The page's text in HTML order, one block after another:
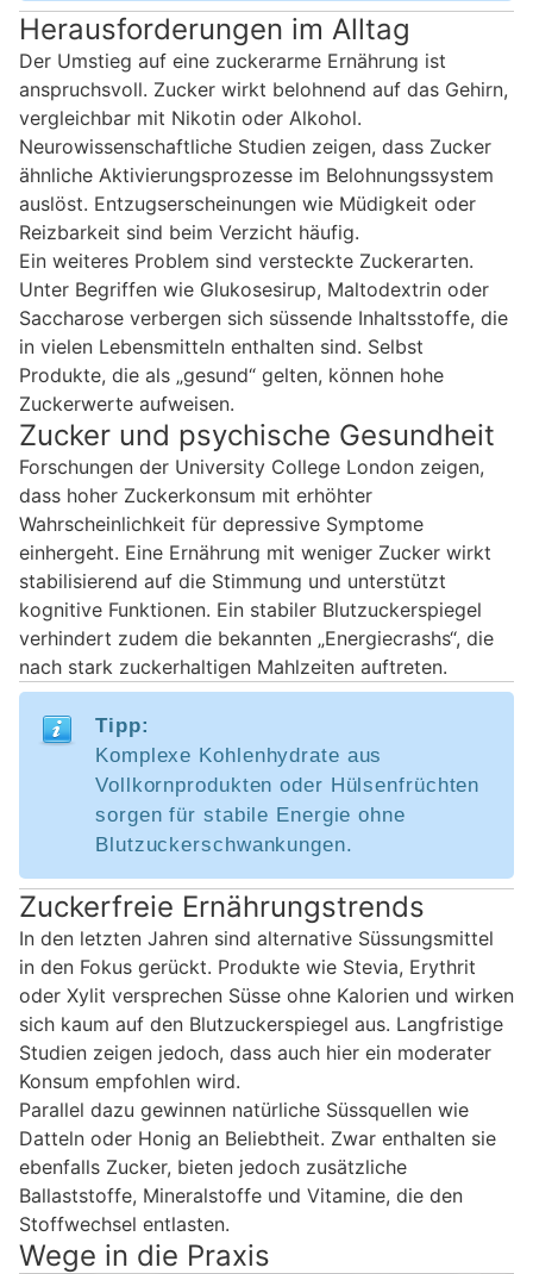
Herausforderungen im Alltag
Der Umstieg auf eine zuckerarme Ernährung ist
anspruchsvoll. Zucker wirkt belohnend auf das Gehirn,
vergleichbar mit Nikotin oder Alkohol.
Neurowissenschaftliche Studien zeigen, dass Zucker
ähnliche Aktivierungsprozesse im Belohnungssystem
auslöst. Entzugserscheinungen wie Müdigkeit oder
Reizbarkeit sind beim Verzicht häufig.
Ein weiteres Problem sind versteckte Zuckerarten.
Unter Begriffen wie Glukosesirup, Maltodextrin oder
Saccharose verbergen sich süssende Inhaltsstoffe, die
in vielen Lebensmitteln enthalten sind. Selbst
Produkte, die als „gesund“ gelten, können hohe
Zuckerwerte aufweisen.
Zucker und psychische Gesundheit
Forschungen der University College London zeigen,
dass hoher Zuckerkonsum mit erhöhter
Wahrscheinlichkeit für depressive Symptome
einhergeht. Eine Ernährung mit weniger Zucker wirkt
stabilisierend auf die Stimmung und unterstützt
kognitive Funktionen. Ein stabiler Blutzuckerspiegel
verhindert zudem die bekannten „Energiecrashs“, die
nach stark zuckerhaltigen Mahlzeiten auftreten.
Tipp:
Komplexe Kohlenhydrate aus
Vollkornprodukten oder Hülsenfrüchten
sorgen für stabile Energie ohne
Blutzuckerschwankungen.
Zuckerfreie Ernährungstrends
In den letzten Jahren sind alternative Süssungsmittel
in den Fokus gerückt. Produkte wie Stevia, Erythrit
oder Xylit versprechen Süsse ohne Kalorien und wirken
sich kaum auf den Blutzuckerspiegel aus. Langfristige
Studien zeigen jedoch, dass auch hier ein moderater
Konsum empfohlen wird.
Parallel dazu gewinnen natürliche Süssquellen wie
Datteln oder Honig an Beliebtheit. Zwar enthalten sie
ebenfalls Zucker, bieten jedoch zusätzliche
Ballaststoffe, Mineralstoffe und Vitamine, die den
Stoffwechsel entlasten.
Wege in die Praxis